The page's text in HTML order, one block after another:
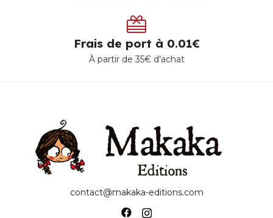
Frais de port à 0.01€
À partir de 35€ d’achat
contact@makaka-editions.com